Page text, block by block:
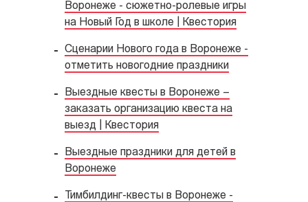
Воронеже - сюжетно-ролевые игры
на Новый Год в школе | Квестория
Сценарии Нового года в Воронеже -
отметить новогодние праздники
Выездные квесты в Воронеже –
заказать организацию квеста на
выезд | Квестория
Выездные праздники для детей в
Воронеже
Тимбилдинг-квесты в Воронеже -